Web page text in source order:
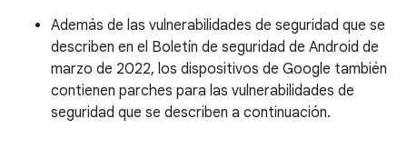
Además de las vulnerabilidades de seguridad que se
describen en el Boletín de seguridad de Android de
marzo de 2022, los dispositivos de Google también
contienen parches para las vulnerabilidades de
seguridad que se describen a continuación.